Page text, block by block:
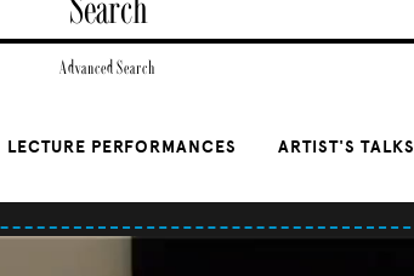
Advanced Search
LECTURE PERFORMANCES ARTIST'S TALKS